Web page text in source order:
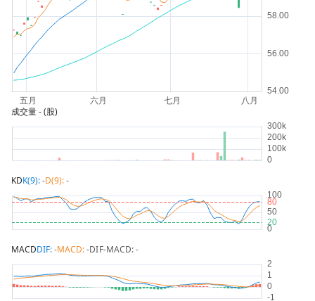
成交量- (股)
KDK(9):-D(9):-
MACDDIF:-MACD:-DIF-MACD:-